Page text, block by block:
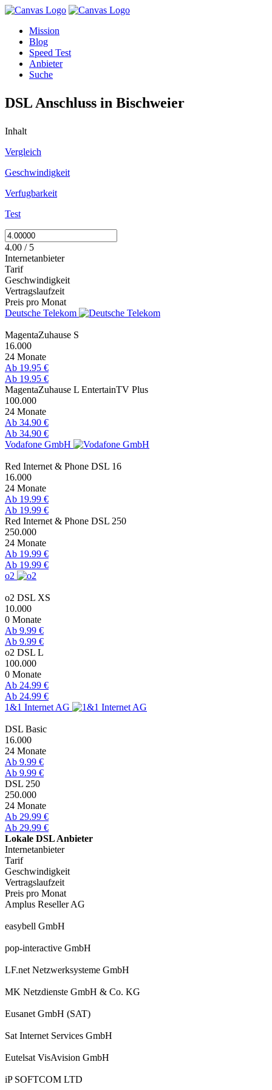
Mission
Blog
Speed Test
Anbieter
Suche
DSL Anschluss in Bischweier
Inhalt
Vergleich
Geschwindigkeit
Verfugbarkeit
Test
4.00 / 5
Internetanbieter
Tarif
Geschwindigkeit
Vertragslaufzeit
Preis pro Monat
Deutsche Telekom
MagentaZuhause S
16.000
24 Monate
Ab 19.95 €
Ab 19.95 €
MagentaZuhause L EntertainTV Plus
100.000
24 Monate
Ab 34.90 €
Ab 34.90 €
Vodafone GmbH
Red Internet & Phone DSL 16
16.000
24 Monate
Ab 19.99 €
Ab 19.99 €
Red Internet & Phone DSL 250
250.000
24 Monate
Ab 19.99 €
Ab 19.99 €
o2
o2 DSL XS
10.000
0 Monate
Ab 9.99 €
Ab 9.99 €
o2 DSL L
100.000
0 Monate
Ab 24.99 €
Ab 24.99 €
1&1 Internet AG
DSL Basic
16.000
24 Monate
Ab 9.99 €
Ab 9.99 €
DSL 250
250.000
24 Monate
Ab 29.99 €
Ab 29.99 €
Lokale DSL Anbieter
Internetanbieter
Tarif
Geschwindigkeit
Vertragslaufzeit
Preis pro Monat
Amplus Reseller AG
easybell GmbH
pop-interactive GmbH
LF.net Netzwerksysteme GmbH
MK Netzdienste GmbH & Co. KG
Eusanet GmbH (SAT)
Sat Internet Services GmbH
Eutelsat VisAvision GmbH
iP SOFTCOM LTD